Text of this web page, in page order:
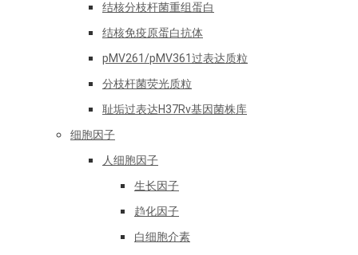
结核分枝杆菌重组蛋白
结核免疫原蛋白抗体
pMV261/pMV361过表达质粒
分枝杆菌荧光质粒
耻垢过表达H37Rv基因菌株库
细胞因子
人细胞因子
生长因子
趋化因子
白细胞介素